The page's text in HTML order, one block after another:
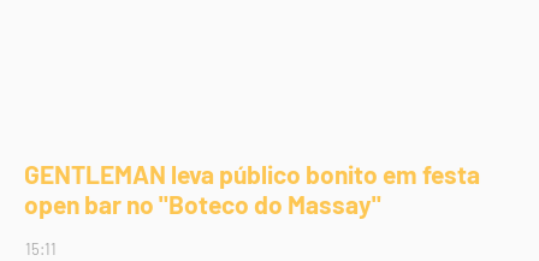
GENTLEMAN leva público bonito em festa
open bar no "Boteco do Massay"
15:11